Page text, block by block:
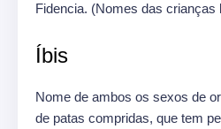
Fidencia. (Nomes das crianças
Íbis
Nome de ambos os sexos de
de patas compridas, que tem